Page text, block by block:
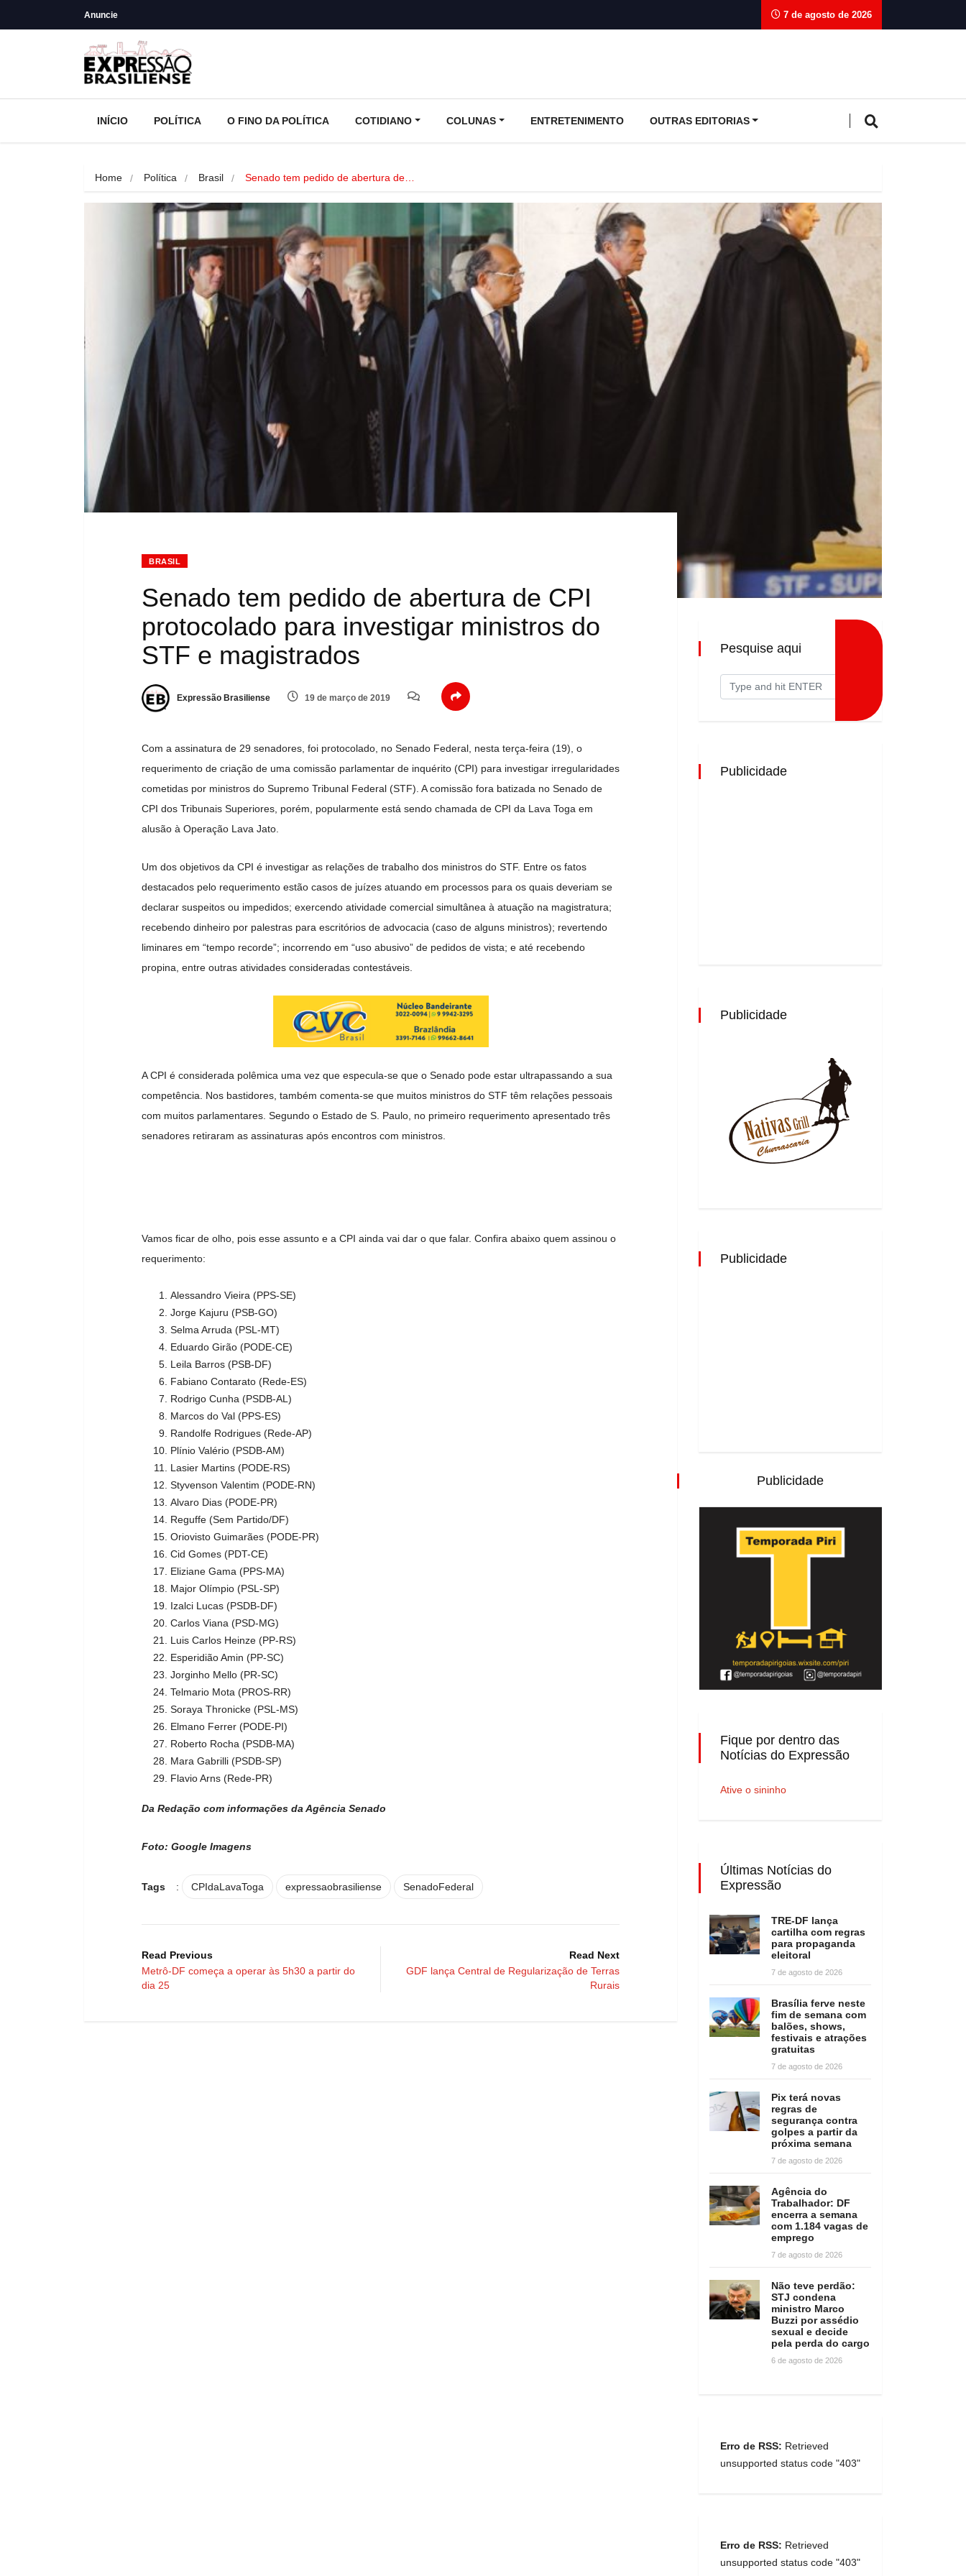
Anuncie 7 de agosto de 2026
INÍCIO POLÍTICA O FINO DA POLÍTICA COTIDIANO COLUNAS ENTRETENIMENTO OUTRAS EDITORIAS
Home Política Brasil Senado tem pedido de abertura de…
BRASIL
Senado tem pedido de abertura de CPI
protocolado para investigar ministros do
STF e magistrados
Expressão Brasiliense 19 de março de 2019
Com a assinatura de 29 senadores, foi protocolado, no Senado Federal, nesta terça-feira (19), o
requerimento de criação de uma comissão parlamentar de inquérito (CPI) para investigar irregularidades
cometidas por ministros do Supremo Tribunal Federal (STF). A comissão fora batizada no Senado de
CPI dos Tribunais Superiores, porém, popularmente está sendo chamada de CPI da Lava Toga em
alusão à Operação Lava Jato.
Um dos objetivos da CPI é investigar as relações de trabalho dos ministros do STF. Entre os fatos
destacados pelo requerimento estão casos de juízes atuando em processos para os quais deveriam se
declarar suspeitos ou impedidos; exercendo atividade comercial simultânea à atuação na magistratura;
recebendo dinheiro por palestras para escritórios de advocacia (caso de alguns ministros); revertendo
liminares em “tempo recorde”; incorrendo em “uso abusivo” de pedidos de vista; e até recebendo
propina, entre outras atividades consideradas contestáveis.
A CPI é considerada polêmica uma vez que especula-se que o Senado pode estar ultrapassando a sua
competência. Nos bastidores, também comenta-se que muitos ministros do STF têm relações pessoais
com muitos parlamentares. Segundo o Estado de S. Paulo, no primeiro requerimento apresentado três
senadores retiraram as assinaturas após encontros com ministros.
Vamos ficar de olho, pois esse assunto e a CPI ainda vai dar o que falar. Confira abaixo quem assinou o
requerimento:
Alessandro Vieira (PPS-SE)
Jorge Kajuru (PSB-GO)
Selma Arruda (PSL-MT)
Eduardo Girão (PODE-CE)
Leila Barros (PSB-DF)
Fabiano Contarato (Rede-ES)
Rodrigo Cunha (PSDB-AL)
Marcos do Val (PPS-ES)
Randolfe Rodrigues (Rede-AP)
Plínio Valério (PSDB-AM)
Lasier Martins (PODE-RS)
Styvenson Valentim (PODE-RN)
Alvaro Dias (PODE-PR)
Reguffe (Sem Partido/DF)
Oriovisto Guimarães (PODE-PR)
Cid Gomes (PDT-CE)
Eliziane Gama (PPS-MA)
Major Olímpio (PSL-SP)
Izalci Lucas (PSDB-DF)
Carlos Viana (PSD-MG)
Luis Carlos Heinze (PP-RS)
Esperidião Amin (PP-SC)
Jorginho Mello (PR-SC)
Telmario Mota (PROS-RR)
Soraya Thronicke (PSL-MS)
Elmano Ferrer (PODE-PI)
Roberto Rocha (PSDB-MA)
Mara Gabrilli (PSDB-SP)
Flavio Arns (Rede-PR)
Da Redação com informações da Agência Senado
Foto: Google Imagens
Tags : CPIdaLavaToga expressaobrasiliense SenadoFederal
Read Previous
Metrô-DF começa a operar às 5h30 a partir do
dia 25
Read Next
GDF lança Central de Regularização de Terras
Rurais
Pesquise aqui
Publicidade
Publicidade
Publicidade
Publicidade
Fique por dentro das
Notícias do Expressão
Ative o sininho
Últimas Notícias do
Expressão
TRE-DF lança
cartilha com regras
para propaganda
eleitoral
7 de agosto de 2026
Brasília ferve neste
fim de semana com
balões, shows,
festivais e atrações
gratuitas
7 de agosto de 2026
Pix terá novas
regras de
segurança contra
golpes a partir da
próxima semana
7 de agosto de 2026
Agência do
Trabalhador: DF
encerra a semana
com 1.184 vagas de
emprego
7 de agosto de 2026
Não teve perdão:
STJ condena
ministro Marco
Buzzi por assédio
sexual e decide
pela perda do cargo
6 de agosto de 2026
Erro de RSS: Retrieved
unsupported status code "403"
Erro de RSS: Retrieved
unsupported status code "403"